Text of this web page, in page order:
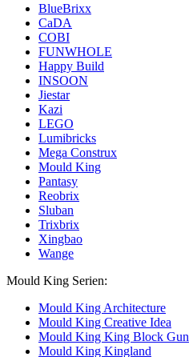
BlueBrixx
CaDA
COBI
FUNWHOLE
Happy Build
INSOON
Jiestar
Kazi
LEGO
Lumibricks
Mega Construx
Mould King
Pantasy
Reobrix
Sluban
Trixbrix
Xingbao
Wange
Mould King Serien:
Mould King Architecture
Mould King Creative Idea
Mould King King Block Gun
Mould King Kingland